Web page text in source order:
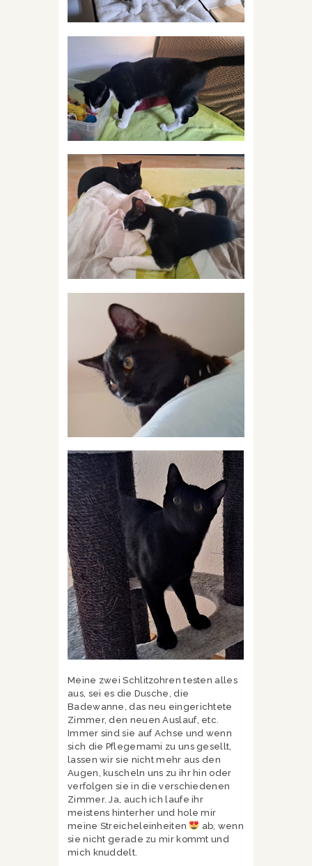
Meine zwei Schlitzohren testen alles
aus, sei es die Dusche, die
Badewanne, das neu eingerichtete
Zimmer, den neuen Auslauf, etc.
Immer sind sie auf Achse und wenn
sich die Pflegemami zu uns gesellt,
lassen wir sie nicht mehr aus den
Augen, kuscheln uns zu ihr hin oder
verfolgen sie in die verschiedenen
Zimmer. Ja, auch ich laufe ihr
meistens hinterher und hole mir
meine Streicheleinheiten
ab, wenn
sie nicht gerade zu mir kommt und
mich knuddelt.